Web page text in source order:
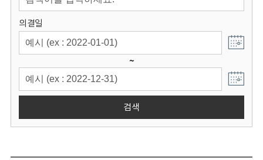
의결일
~
검색